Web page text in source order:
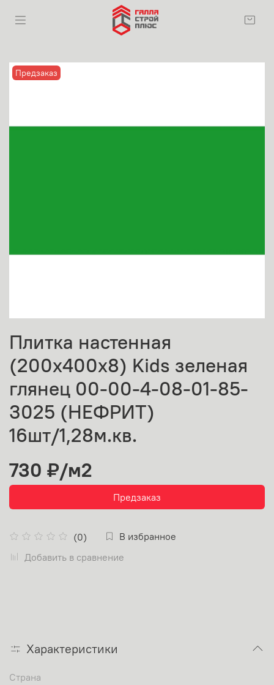
Предзаказ
Плитка настенная
(200х400х8) Kids зеленая
глянец 00-00-4-08-01-85-
3025 (НЕФРИТ)
16шт/1,28м.кв.
(0)
В избранное
Добавить в сравнение
730 ₽/м2
Предзаказ
Характеристики
Страна